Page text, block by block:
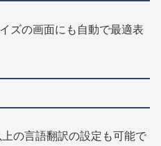
ズの画面にも自動で最適表
の言語翻訳の設定も可能で